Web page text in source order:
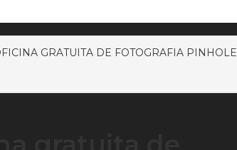
GRATUITA DE FOTOGRAFIA PINHOLE